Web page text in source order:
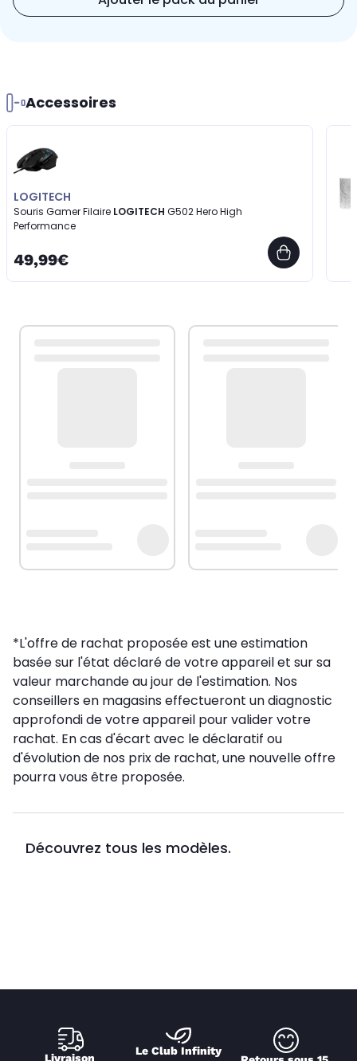
Accessoires
LOGITECH
Souris Gamer Filaire LOGITECH
Performance
49,99€
*L'offre de rachat proposée est une estimation
basée sur l'état déclaré de votre appareil et sur sa
valeur marchande au jour de l'estimation. Nos
conseillers en magasins effectueront un diagnostic
approfondi de votre appareil pour valider votre
rachat. En cas d'écart avec le déclaratif ou
d'évolution de nos prix de rachat, une nouvelle offre
pourra vous être proposée.
Découvrez tous les modèles.
Livraison
Le Club Infinity